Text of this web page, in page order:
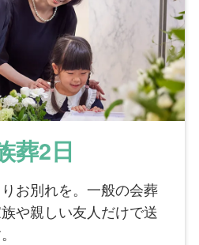
葬2日
お別れを。一般の会葬
や親しい友人だけで送